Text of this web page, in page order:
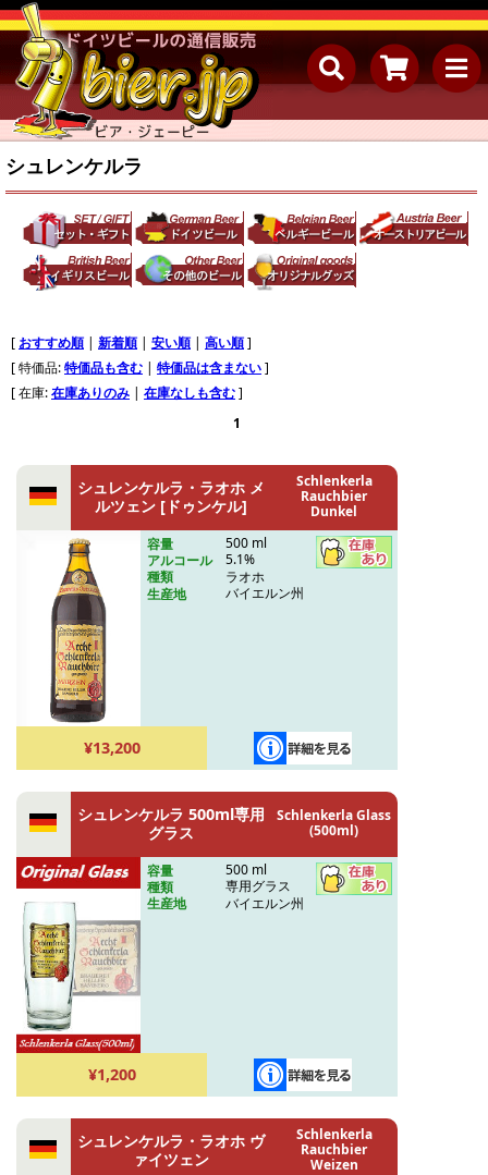
シュレンケルラ
[ おすすめ順 | 新着順 | 安い順 | 高い順]
[ 特価品:特価品も含む | 特価品は含まない]
[ 在庫:在庫ありのみ | 在庫なしも含む]
1
シュレンケルラ・ラオホ メ
ルツェン [ドゥンケル]
Schlenkerla
Rauchbier
Dunkel
容量
500 ml
アルコール
5.1%
種類
ラオホ
生産地
バイエルン州
¥13,200
シュレンケルラ 500ml専用
グラス
Schlenkerla Glass
(500ml)
容量
500 ml
種類
専用グラス
生産地
バイエルン州
¥1,200
シュレンケルラ・ラオホ ヴ
ァイツェン
Schlenkerla
Rauchbier
Weizen